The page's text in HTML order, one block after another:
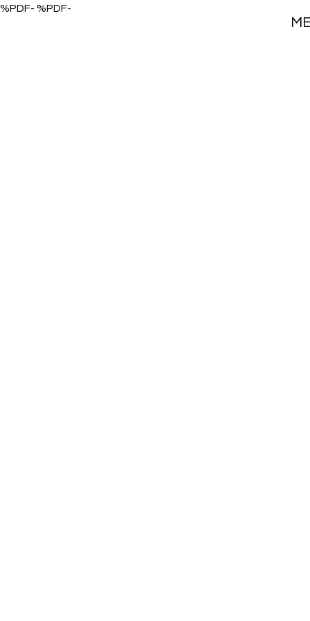
%PDF- %PDF-